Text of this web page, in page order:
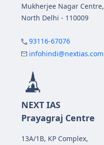
Mukherjee Nagar Centre,
North Delhi - 110009
93116-67076
infohindi@nextias.com
NEXT IAS
Prayagraj Centre
13A/1B, KP Complex,